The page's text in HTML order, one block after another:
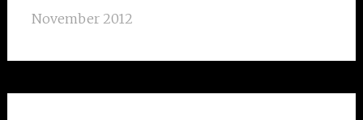
November 2012